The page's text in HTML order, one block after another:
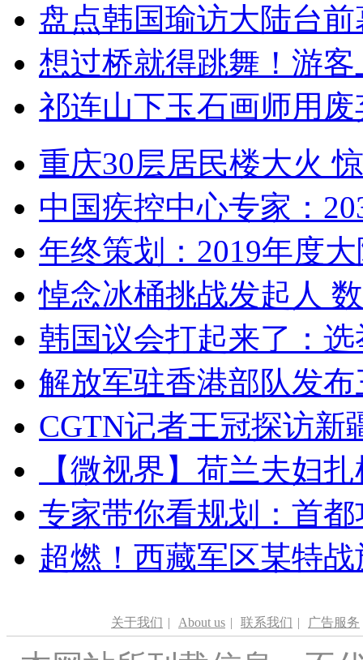
盘点韩国瑜访大陆台
想过桥就得跳舞！游客
祁连山下玉石画师用
重庆30层居民楼大火
中国疾控中心专家：
年终策划：2019年度
悼念冰桶挑战发起人
韩国议会打起来了：
解放军驻香港部队发
CGTN记者王冠探访新
【微视界】荷兰夫妇
专家带你看规划：首
超燃！西藏军区某特
关于我们 | About us | 联系我们 | 广告服务